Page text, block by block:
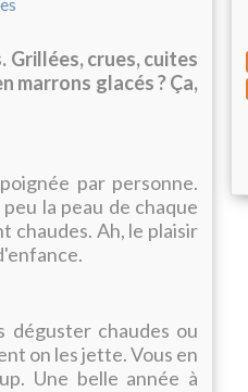
Grillées, crues, cuites
marrons glacés ? Ça,
par personne.
la peau de chaque
chaudes. Ah, le plaisir
chaudes ou
on les jette. Vous en
Une belle année à